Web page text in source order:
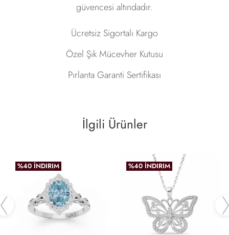
güvencesi altındadır.
Ücretsiz Sigortalı Kargo
Özel Şık Mücevher Kutusu
Pırlanta Garanti Sertifikası
İlgili Ürünler
Previous
%40 İNDIRIM %40 İNDIRIM